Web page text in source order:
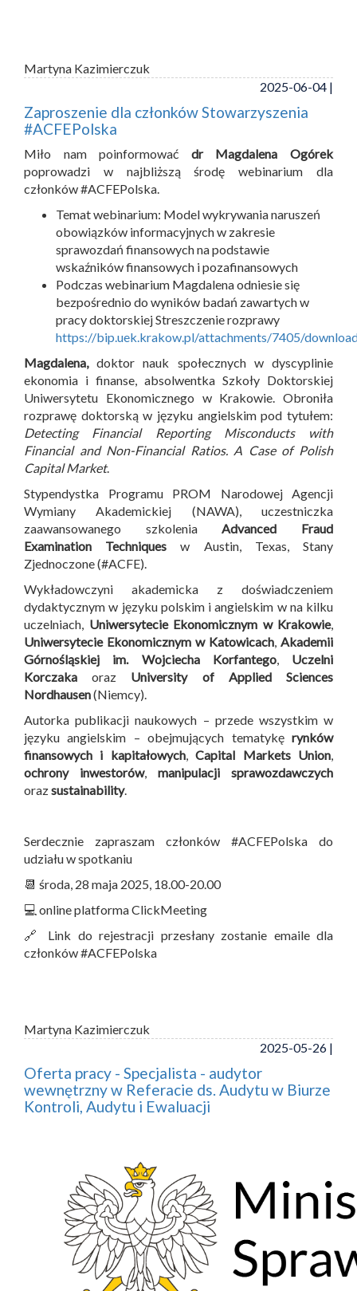
Martyna Kazimierczuk
2025-06-04 |
Zaproszenie dla członków Stowarzyszenia
#ACFEPolska
Miło nam poinformować dr Magdalena Ogórek
poprowadzi w najbliższą środę webinarium dla
członków #ACFEPolska.
Temat webinarium: Model wykrywania naruszeń
obowiązków informacyjnych w zakresie
sprawozdań finansowych na podstawie
wskaźników finansowych i pozafinansowych
Podczas webinarium Magdalena odniesie się
bezpośrednio do wyników badań zawartych w
pracy doktorskiej Streszczenie rozprawy
https://bip.uek.krakow.pl/attachments/7405/
Magdalena, doktor nauk społecznych w dyscyplinie
ekonomia i finanse, absolwentka Szkoły Doktorskiej
Uniwersytetu Ekonomicznego w Krakowie. Obroniła
rozprawę doktorską w języku angielskim pod tytułem:
Detecting Financial Reporting Misconducts with
Financial and Non-Financial Ratios. A Case of Polish
Capital Market.
Stypendystka Programu PROM Narodowej Agencji
Wymiany Akademickiej (NAWA), uczestniczka
zaawansowanego szkolenia Advanced Fraud
Examination Techniques w Austin, Texas, Stany
Zjednoczone (#ACFE).
Wykładowczyni akademicka z doświadczeniem
dydaktycznym w języku polskim i angielskim w na kilku
uczelniach, Uniwersytecie Ekonomicznym w Krakowie,
Uniwersytecie Ekonomicznym w Katowicach Akademii
Górnośląskiej im. Wojciecha Korfantego, Uczelni
Korczaka oraz University of Applied Sciences
Nordhausen(Niemcy).
Autorka publikacji naukowych – przede wszystkim w
języku angielskim – obejmujących tematykę rynków
finansowych i kapitałowych,Capital Markets Union
ochrony inwestorów, manipulacji sprawozdawczych
orazsustainability.
Serdecznie zapraszam członków #ACFEPolska do
udziału w spotkaniu
📆 środa, 28 maja 2025, 18.00-20.00
💻 online platforma ClickMeeting
🔗 Link do rejestracji przesłany zostanie emaile dla
członków #ACFEPolska
Martyna Kazimierczuk
2025-05-26 |
Oferta pracy - Specjalista - audytor
wewnętrzny w Referacie ds. Audytu w Biurze
Kontroli, Audytu i Ewaluacji